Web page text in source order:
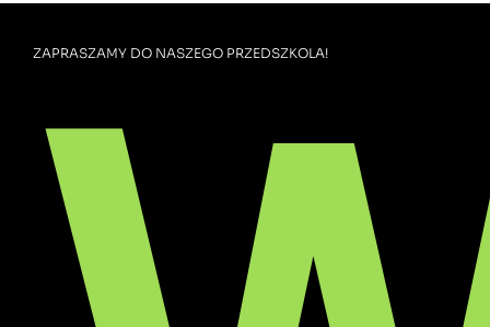
ZAPRASZAMY DO NASZEGO PRZEDSZKOLA!